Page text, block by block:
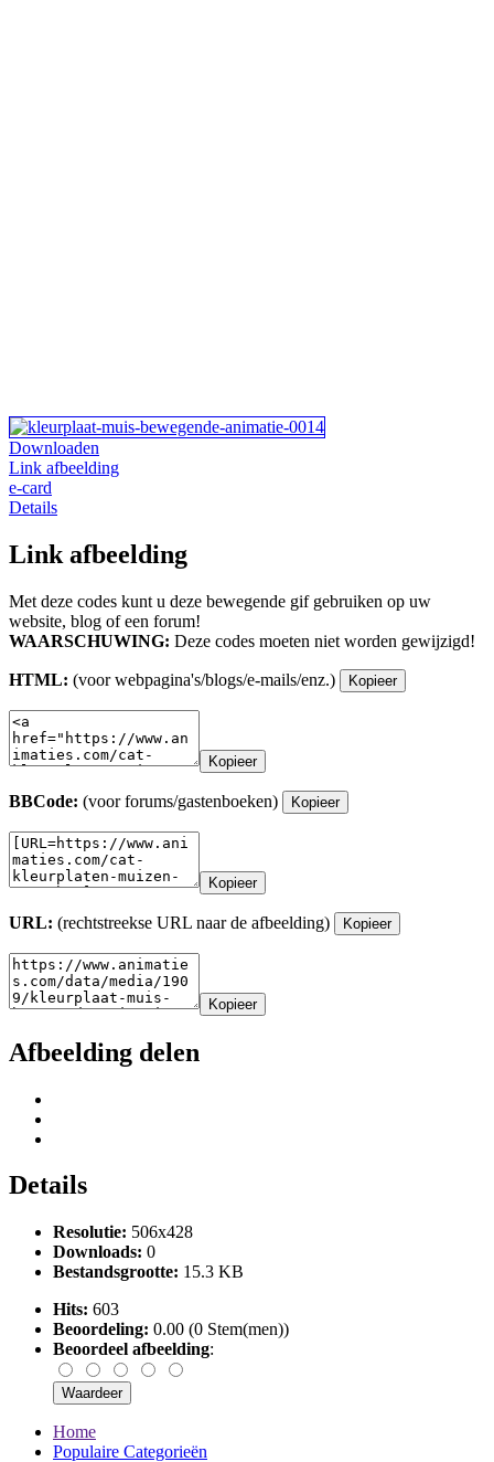
Downloaden
Link afbeelding
e-card
Details
Link afbeelding
Met deze codes kunt u deze bewegende gif gebruiken op uw
website, blog of een forum!
WAARSCHUWING: Deze codes moeten niet worden gewijzigd!
HTML: (voor webpagina's/blogs/e-mails/enz.) Kopieer
Kopieer
BBCode: (voor forums/gastenboeken) Kopieer
Kopieer
URL: (rechtstreekse URL naar de afbeelding) Kopieer
Kopieer
Afbeelding delen
Details
Resolutie: 506x428
Downloads: 0
Bestandsgrootte: 15.3 KB
Hits: 603
Beoordeling: 0.00 (0 Stem(men))
Beoordeel afbeelding:
Home
Populaire Categorieën